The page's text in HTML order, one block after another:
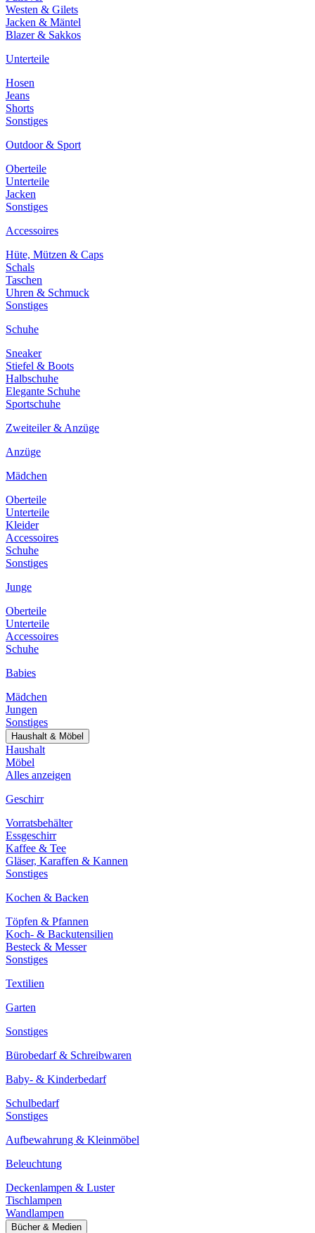
Westen & Gilets
Jacken & Mäntel
Blazer & Sakkos
Unterteile
Hosen
Jeans
Shorts
Sonstiges
Outdoor & Sport
Oberteile
Unterteile
Jacken
Sonstiges
Accessoires
Hüte, Mützen & Caps
Schals
Taschen
Uhren & Schmuck
Sonstiges
Schuhe
Sneaker
Stiefel & Boots
Halbschuhe
Elegante Schuhe
Sportschuhe
Zweiteiler & Anzüge
Anzüge
Mädchen
Oberteile
Unterteile
Kleider
Accessoires
Schuhe
Sonstiges
Junge
Oberteile
Unterteile
Accessoires
Schuhe
Babies
Mädchen
Jungen
Sonstiges
Haushalt & Möbel
Haushalt
Möbel
Alles anzeigen
Geschirr
Vorratsbehälter
Essgeschirr
Kaffee & Tee
Gläser, Karaffen & Kannen
Sonstiges
Kochen & Backen
Töpfen & Pfannen
Koch- & Backutensilien
Besteck & Messer
Sonstiges
Textilien
Garten
Sonstiges
Bürobedarf & Schreibwaren
Baby- & Kinderbedarf
Schulbedarf
Sonstiges
Aufbewahrung & Kleinmöbel
Beleuchtung
Deckenlampen & Luster
Tischlampen
Wandlampen
Bücher & Medien